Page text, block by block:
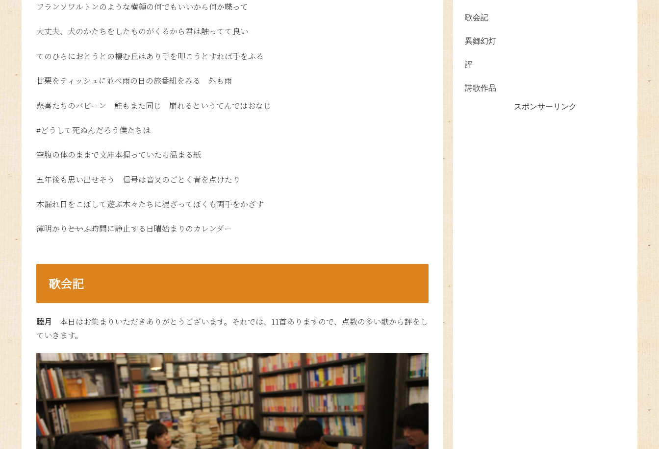
フランソワルトンのような横顔の何でもいいから何か喋って
大丈夫、犬のかたちをしたものがくるから君は触ってて良い
てのひらにおとうとの棲む丘はあり手を叩こうとすれば手をふる
甘栗をティッシュに並べ雨の日の旅番組をみる 外も雨
悲喜たちのバビーン 鮭もまた同じ 崩れるというてんではおなじ
#どうして死ぬんだろう僕たちは
空腹の体のままで文庫本握っていたら温まる紙
五年後も思い出せそう 信号は音叉のごとく青を点けたり
木漏れ日をこぼして遊ぶ木々たちに混ざってぼくも両手をかざす
薄明かり――といふ時間に静止する日曜始まりのカレンダー
歌会記
睦月 本日はお集まりいただきありがとうございます。それでは、11首ありますので、点数の多い歌から評をし
ていきます。
歌会記
異郷幻灯
評
詩歌作品
スポンサーリンク